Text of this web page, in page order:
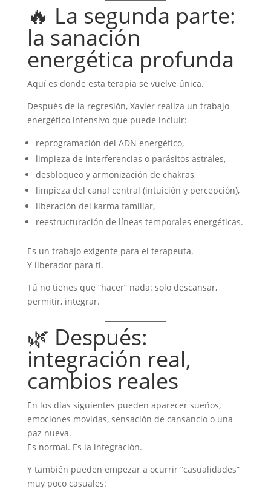
🔥 La segunda parte:
la sanación
energética profunda
Aquí es donde esta terapia se vuelve única.
Después de la regresión, Xavier realiza un trabajo
energético intensivo que puede incluir:
reprogramación del ADN energético,
limpieza de interferencias o parásitos astrales,
desbloqueo y armonización de chakras,
limpieza del canal central (intuición y percepción),
liberación del karma familiar,
reestructuración de líneas temporales energéticas.
Es un trabajo exigente para el terapeuta.
Y liberador para ti.
Tú no tienes que “hacer” nada: solo descansar,
permitir, integrar.
🌿 Después:
integración real,
cambios reales
En los días siguientes pueden aparecer sueños,
emociones movidas, sensación de cansancio o una
paz nueva.
Es normal. Es la integración.
Y también pueden empezar a ocurrir “casualidades”
muy poco casuales: